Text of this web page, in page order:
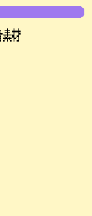
素材